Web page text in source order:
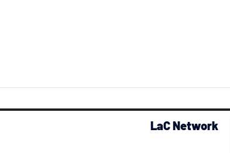
LaC Network